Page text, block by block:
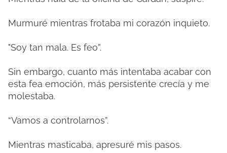
Murmuré mientras frotaba mi corazón inquieto.
"Soy tan mala. Es feo”.
Sin embargo, cuanto más intentaba acabar con
esta fea emoción, más persistente crecía y me
molestaba.
“Vamos a controlarnos”.
Mientras masticaba, apresuré mis pasos.